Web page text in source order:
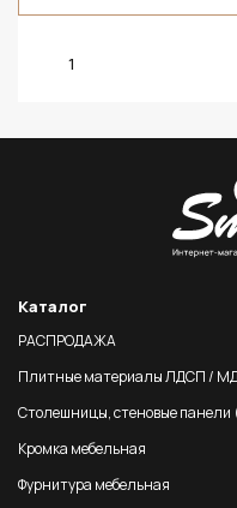
1
Каталог
РАСПРОДАЖА
Плитные материалы ЛДСП /
Столешницы, стеновые
Кромка мебельная
Фурнитура мебельная